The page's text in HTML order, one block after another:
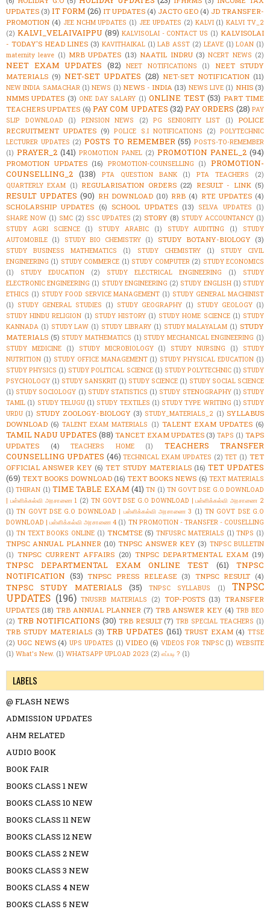
UPDATES (3) IT FORM (26) IT UPDATES (4) JACTO GEO (4) JD TRANSFER-
PROMOTION (4) JEE NCHM UPDATES (1) JEE UPDATES (2) KALVI (1) KALVI TV_2
(2) KALVI_VELAIVAIPPU (89) KALVISOLAI - CONTACT US (1) KALVISOLAI
- TODAY'S HEAD LINES (3) KAVITHAIKAL (1) LAB ASST (2) LEAVE (1) LOAN (1)
maternity leave (1) MRB UPDATES (13) NAATIL INDRU (3) NCERT NEWS (2)
NEET EXAM UPDATES (82) NEET NOTIFICATIONS (1)
NEET STUDY
MATERIALS (9) NET-SET UPDATES (28) NET-SET NOTIFICATION (11)
NEW INDIA SAMACHAR (1) NEWS (1) NEWS - INDIA (13) NEWS LIVE (1) NHIS (3)
NMMS UPDATES (3) ONE DAY SALARY (1) ONLINE TEST (53) PART TIME
TEACHERS UPDATES (6) PAY COM UPDATES (32) PAY ORDERS (28) PAY
SLIP DOWNLOAD
(1) PENSION NEWS (2) PG SENIORITY LIST (1)
POLICE
RECRUITMENT UPDATES (9) POLICE S.I NOTIFICATIONS (2) POLYTECHNIC
LECTURER UPDATES (2) POSTS TO REMEMBER (55) POSTS-TO-REMEMBER
(1) PRAYER_2 (141) PROMOTION PANEL (2) PROMOTION PANEL_2 (94)
PROMOTION UPDATES (16) PROMOTION-COUNSELLING (1)
PROMOTION-
COUNSELLING_2 (138) PTA QUESTION BANK (1) PTA TEACHERS
(2)
QUARTERLY EXAM (1) REGULARISATION ORDERS (22) RESULT - LINK (5)
RESULT UPDATES (90) RH DOWNLOAD (10) RRB (4) RTE UPDATES (4)
SCHOLARSHIP UPDATES (6) SCHOOL UPDATES (13) SELVA UPDATES
(1)
SHARE NOW (1) SMC (2) SSC UPDATES (2) STORY (8) STUDY ACCOUNTANCY (1)
STUDY AGRI SCIENCE
(1) STUDY ARABIC (1) STUDY AUDITING (1)
STUDY
AUTOMOBILE (1) STUDY BIO CHEMISTRY (1) STUDY BOTANY-BIOLOGY (3)
STUDY BUSINESS MATHEMATICS (1) STUDY CHEMISTRY (1)
STUDY CIVIL
ENGINEERING (1) STUDY COMMERCE (1) STUDY COMPUTER (2) STUDY ECONOMICS
(1)
STUDY EDUCATION (2) STUDY ELECTRICAL ENGINEERING (1)
STUDY
ELECTRONIC ENGINEERING (1) STUDY ENGINEERING (2) STUDY ENGLISH (1) STUDY
ETHICS (1) STUDY FOOD SERVICE MANAGEMENT (1) STUDY GENERAL MACHINIST
(1) STUDY GENERAL STUDIES (1) STUDY GEOGRAPHY (1) STUDY GEOLOGY (1)
STUDY HINDU RELIGION (1) STUDY HISTORY (1) STUDY HOME SCIENCE (1) STUDY
KANNADA (1) STUDY LAW (1) STUDY LIBRARY (1) STUDY MALAYALAM (1) STUDY
MATERIALS (5) STUDY MATHEMATICS (1) STUDY MECHANICAL ENGINEERING (1)
STUDY MEDICINE
(1) STUDY MICROBIOLOGY (1) STUDY NURSING (1)
STUDY
NUTRITION (1) STUDY OFFICE MANAGEMENT (1) STUDY PHYSICAL EDUCATION (1)
STUDY PHYSICS (1) STUDY POLITICAL SCIENCE (1) STUDY POLYTECHNIC (1) STUDY
PSYCHOLOGY (1) STUDY SANSKRIT (1) STUDY SCIENCE (1) STUDY SOCIAL SCIENCE
(1) STUDY SOCIOLOGY (1) STUDY STATISTICS (1) STUDY STENOGRAPHY (1) STUDY
TAMIL (1) STUDY TELUGU (1) STUDY TEXTILES (1) STUDY TYPE WRITING (1) STUDY
URDU (1) STUDY ZOOLOGY-BIOLOGY (3) STUDY_MATERIALS_2 (1) SYLLABUS
DOWNLOAD (6) TALENT EXAM MATERIALS (1) TALENT EXAM UPDATES (6)
TAMIL NADU UPDATES (88) TANCET EXAM UPDATES (3) TAPS (1) TAPS
UPDATES
(4) TEACHERS HOME (1)
TEACHERS TRANSFER
COUNSELLING UPDATES (46) TECHNICAL EXAM UPDATES (2) TET (1) TET
OFFICIAL ANSWER KEY (6) TET STUDY MATERIALS (16) TET UPDATES
(69) TEXT BOOKS DOWNLOAD (16) TEXT BOOKS NEWS (6) TEXT MATERIALS
(1) THIRAN (1) TIME TABLE EXAM (41) TN (1) TN GOVT DSE G.O DOWNLOAD
| பள்ளிக்கல்வி அரசாணை 1 (2) TN GOVT DSE G.O DOWNLOAD | பள்ளிக்கல்வி அரசாணை 2
(1) TN GOVT DSE G.O DOWNLOAD | பள்ளிக்கல்வி அரசாணை 3 (1) TN GOVT DSE G.O
DOWNLOAD | பள்ளிக்கல்வி அரசாணை 4 (1) TN PROMOTION - TRANSFER - COUSELLING
(1) TN TEXT BOOKS ONLINE (1) TNCMTSE (5) TNFUSRC MATERIALS (1) TNPS (1)
TNPSC ANNUAL PLANNER (10) TNPSC ANSWER KEY (3) TNPSC BULLETIN
(1) TNPSC CURRENT AFFAIRS (20) TNPSC DEPARTMENTAL EXAM (19)
TNPSC DEPARTMENTAL EXAM ONLINE TEST (61)
TNPSC
NOTIFICATION (53) TNPSC PRESS RELEASE (3) TNPSC RESULT (4)
TNPSC STUDY MATERIALS (35) TNPSC SYLLABUS (1)
TNPSC
UPDATES (196) TNUSRB MATERIALS (2) TOP-POSTS (13) TRANSFER
UPDATES (18) TRB ANNUAL PLANNER (7) TRB ANSWER KEY (4) TRB BEO
(2) TRB NOTIFICATIONS (30) TRB RESULT (7) TRB SPECIAL TEACHERS (1)
TRB STUDY MATERIALS (3) TRB UPDATES (161) TRUST EXAM (4) TTSE
(2) UGC NEWS (4) UPS UPDATES (1) VIDEO (6) VIDEOS FOR TNPSC (1) WEBSITE
(1) What's New. (1) WHATSAPP UPLOAD 2023 (2) எப்படி ? (1)
LABELS
@ FLASH NEWS
ADMISSION UPDATES
AHM RELATED
AUDIO BOOK
BOOK FAIR
BOOKS CLASS 1 NEW
BOOKS CLASS 10 NEW
BOOKS CLASS 11 NEW
BOOKS CLASS 12 NEW
BOOKS CLASS 2 NEW
BOOKS CLASS 3 NEW
BOOKS CLASS 4 NEW
BOOKS CLASS 5 NEW